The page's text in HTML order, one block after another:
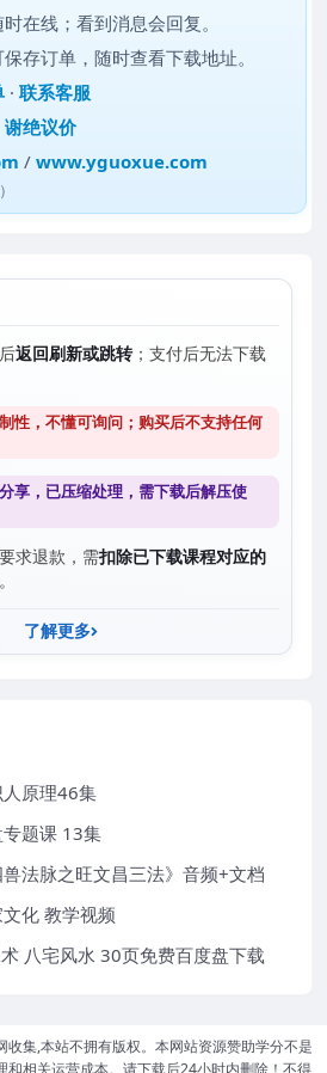
在线；看到消息会回复。
保存订单，随时查看下载地址。
·联系客服
谢绝议价
/www.yguoxue.com
返回刷新或跳转；支付后无法下载
性，不懂可询问；购买后不支持任何
享，已压缩处理，需下载后解压使
求退款，需扣除已下载课程对应的
了解更多
原理46集
题课 13集
法脉之旺文昌三法》音频+文档
化 教学视频
八宅风水 30页免费百度盘下载
集,本站不拥有版权。本网站资源赞助学分不是
和相关运营成本。请下载后24小时内删除！不得